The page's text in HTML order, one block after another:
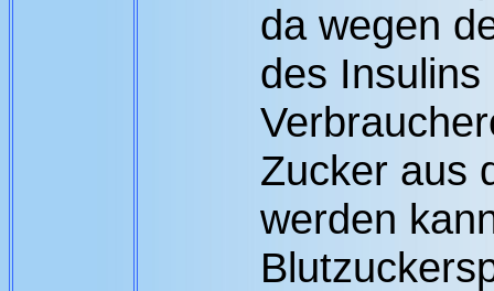
da wegen
des Insulins
Zucker aus
werden